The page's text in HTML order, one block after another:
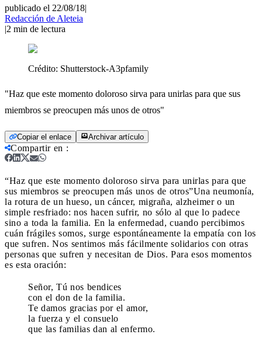
publicado el 22/08/18|
Redacción de Aleteia
|2 min de lectura
Crédito: Shutterstock-A3pfamily
"Haz que este momento doloroso sirva para unirlas para que sus
miembros se preocupen más unos de otros"
Copiar el enlace Archivar artículo
Compartir en :
“Haz que este momento doloroso sirva para unirlas para que
sus miembros se preocupen más unos de otros”Una neumonía,
la rotura de un hueso, un cáncer, migraña, alzheimer o un
simple resfriado: nos hacen sufrir, no sólo al que lo padece
sino a toda la familia. En la enfermedad, cuando percibimos
cuán frágiles somos, surge espontáneamente la empatía con los
que sufren. Nos sentimos más fácilmente solidarios con otras
personas que sufren y necesitan de Dios. Para esos momentos
es esta oración:
Señor, Tú nos bendices
con el don de la familia.
Te damos gracias por el amor,
la fuerza y el consuelo
que las familias dan al enfermo.